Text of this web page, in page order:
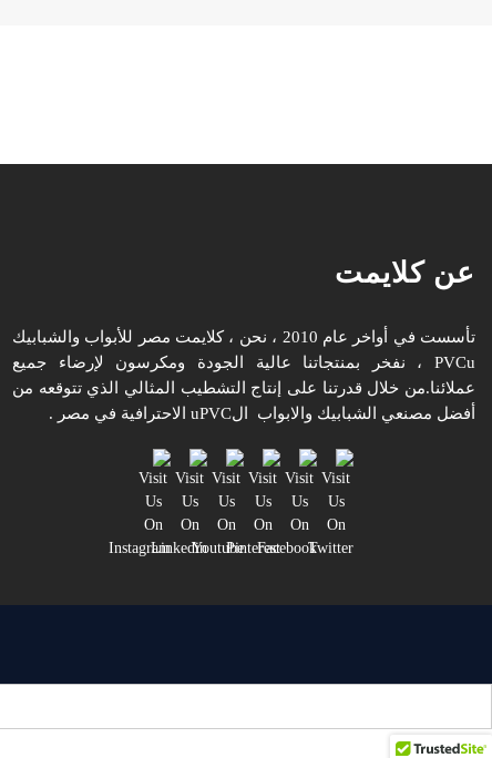
عن كلايمت
تأسست في أواخر عام 2010 ، نحن ، كلايمت مصر للأبواب والشبابيك
PVCu ، نفخر بمنتجاتنا عالية الجودة ومكرسون لإرضاء جميع
عملائنا.من خلال قدرتنا على إنتاج التشطيب المثالي الذي تتوقعه من
أفضل مصنعي الشبابيك والابواب الuPVC الاحترافية في مصر .